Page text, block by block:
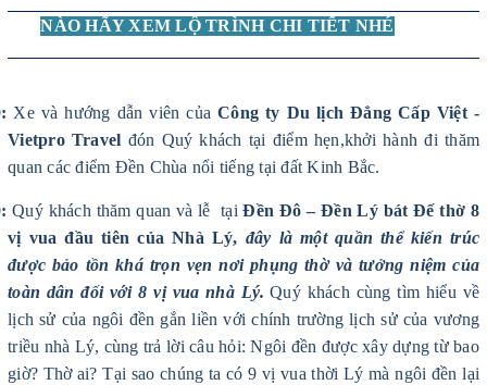
NÀO HÃY XEM LỘ TRÌNH CHI TIẾT NHÉ
Xe và hướng dẫn viên củaCông ty Du lịch Đẳng Cấp Việt -
Vietpro Travel đón Quý khách tại điểm hẹn,khởi hành đi thăm
quan các điểm Đền Chùa nổi tiếng tại đất Kinh Bắc.
Quý khách thăm quan và lễ tạiĐền Đô – Đền Lý bát Đế thờ 8
vị vua đầu tiên của Nhà Lý, đây là một quần thể kiến trúc
được bảo tồnkhá trọn vẹn nơi phụng thờ và tưởng niệm của
toàn dân đối với 8 vị vua nhà Lý. Quý khách cùng tìm hiểu về
lịch sử của ngôi đền gắn liền với chính trường lịch sử của vương
triều nhà Lý, cùng trả lời câu hỏi: Ngôi đền được xây dựng từ bao
giờ? Thờ ai? Tại sao chúng ta có 9 vị vua thời Lý mà ngôi đền lại